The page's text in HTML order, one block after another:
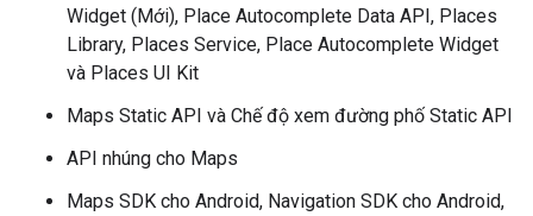
Widget (Mới), Place Autocomplete Data API, Places
Library, Places Service, Place Autocomplete Widget
và Places UI Kit
Maps Static API và Chế độ xem đường phố Static API
API nhúng cho Maps
Maps SDK cho Android, Navigation SDK cho Android,